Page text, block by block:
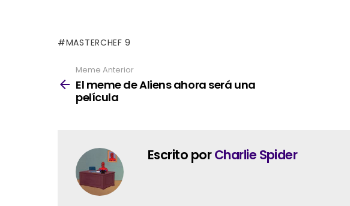
MASTERCHEF 9
more
Meme Anterior
El meme de Aliens ahora será una
película
Escrito porCharlie Spider